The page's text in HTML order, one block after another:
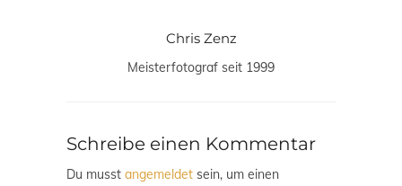
Chris Zenz
Meisterfotograf seit 1999
Schreibe einen Kommentar
Du musst angemeldet sein, um einen